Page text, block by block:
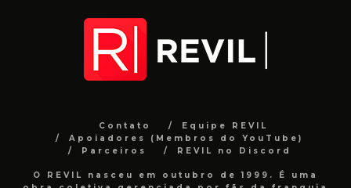
Contato
Equipe REVIL
Apoiadores (Membros do YouTube)
Parceiros
REVIL no Discord
O REVIL nasceu em outubro de 1999. É uma